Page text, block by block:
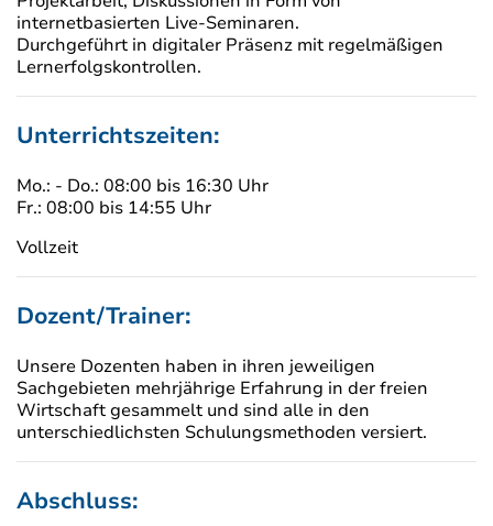
internetbasierten Live-Seminaren.
Durchgeführt in digitaler Präsenz mit regelmäßigen
Lernerfolgskontrollen.
Unterrichtszeiten:
Mo.: - Do.: 08:00 bis 16:30 Uhr
Fr.: 08:00 bis 14:55 Uhr
Vollzeit
Dozent/Trainer:
Unsere Dozenten haben in ihren jeweiligen
Sachgebieten mehrjährige Erfahrung in der freien
Wirtschaft gesammelt und sind alle in den
unterschiedlichsten Schulungsmethoden versiert.
Abschluss: